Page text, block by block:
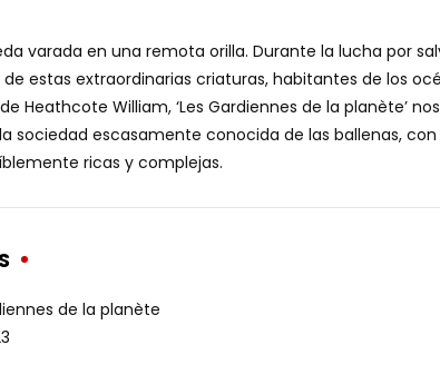
varada en una remota orilla. Durante la lucha por
estas extraordinarias criaturas, habitantes de los
Heathcote William, ‘Les Gardiennes de la planète’
sociedad escasamente conocida de las ballenas,
ricas y complejas.
de la planète